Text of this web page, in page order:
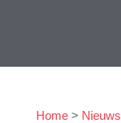
Home> Nieuws